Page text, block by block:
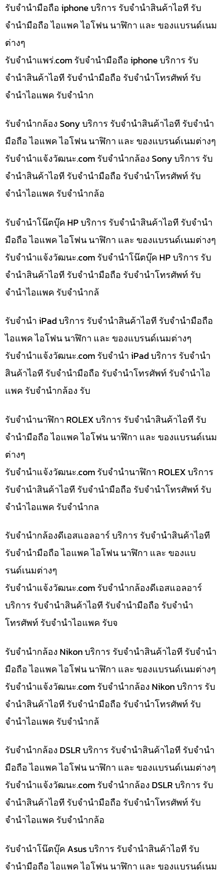
รับจำนำมือถือ iphone บริการ รับจำนำสินค้าไอที รับ
จำนำมือถือ ไอแพค ไอโฟน นาฬิกา และ ของแบรนด์เนม
ต่างๆ
รับจํานําแพร่.com รับจำนำมือถือ iphone บริการ รับ
จำนำสินค้าไอที รับจำนำมือถือ รับจำนำโทรศัพท์ รับ
จำนำไอแพค รับจำนำก
รับจำนำกล้อง Sony บริการ รับจำนำสินค้าไอที รับจำนำ
มือถือ ไอแพค ไอโฟน นาฬิกา และ ของแบรนด์เนมต่างๆ
รับจํานําแจ้งวัฒนะ.com รับจำนำกล้อง Sony บริการ รับ
จำนำสินค้าไอที รับจำนำมือถือ รับจำนำโทรศัพท์ รับ
จำนำไอแพค รับจำนำกล้อ
รับจำนำโน๊ตบุ๊ค HP บริการ รับจำนำสินค้าไอที รับจำนำ
มือถือ ไอแพค ไอโฟน นาฬิกา และ ของแบรนด์เนมต่างๆ
รับจํานําแจ้งวัฒนะ.com รับจำนำโน๊ตบุ๊ค HP บริการ รับ
จำนำสินค้าไอที รับจำนำมือถือ รับจำนำโทรศัพท์ รับ
จำนำไอแพค รับจำนำกล้
รับจำนำ iPad บริการ รับจำนำสินค้าไอที รับจำนำมือถือ
ไอแพค ไอโฟน นาฬิกา และ ของแบรนด์เนมต่างๆ
รับจํานําแจ้งวัฒนะ.com รับจำนำ iPad บริการ รับจำนำ
สินค้าไอที รับจำนำมือถือ รับจำนำโทรศัพท์ รับจำนำไอ
แพค รับจำนำกล้อง รับ
รับจำนำนาฬิกา ROLEX บริการ รับจำนำสินค้าไอที รับ
จำนำมือถือ ไอแพค ไอโฟน นาฬิกา และ ของแบรนด์เนม
ต่างๆ
รับจํานําแจ้งวัฒนะ.com รับจำนำนาฬิกา ROLEX บริการ
รับจำนำสินค้าไอที รับจำนำมือถือ รับจำนำโทรศัพท์ รับ
จำนำไอแพค รับจำนำกล
รับจำนำกล้องดีเอสแอลอาร์ บริการ รับจำนำสินค้าไอที
รับจำนำมือถือ ไอแพค ไอโฟน นาฬิกา และ ของแบ
รนด์เนมต่างๆ
รับจํานําแจ้งวัฒนะ.com รับจำนำกล้องดีเอสแอลอาร์
บริการ รับจำนำสินค้าไอที รับจำนำมือถือ รับจำนำ
โทรศัพท์ รับจำนำไอแพค รับจ
รับจำนำกล้อง Nikon บริการ รับจำนำสินค้าไอที รับจำนำ
มือถือ ไอแพค ไอโฟน นาฬิกา และ ของแบรนด์เนมต่างๆ
รับจํานําแจ้งวัฒนะ.com รับจำนำกล้อง Nikon บริการ รับ
จำนำสินค้าไอที รับจำนำมือถือ รับจำนำโทรศัพท์ รับ
จำนำไอแพค รับจำนำกล้
รับจำนำกล้อง DSLR บริการ รับจำนำสินค้าไอที รับจำนำ
มือถือ ไอแพค ไอโฟน นาฬิกา และ ของแบรนด์เนมต่างๆ
รับจํานําแจ้งวัฒนะ.com รับจำนำกล้อง DSLR บริการ รับ
จำนำสินค้าไอที รับจำนำมือถือ รับจำนำโทรศัพท์ รับ
จำนำไอแพค รับจำนำกล้อ
รับจำนำโน๊ตบุ๊ค Asus บริการ รับจำนำสินค้าไอที รับ
จำนำมือถือ ไอแพค ไอโฟน นาฬิกา และ ของแบรนด์เนม